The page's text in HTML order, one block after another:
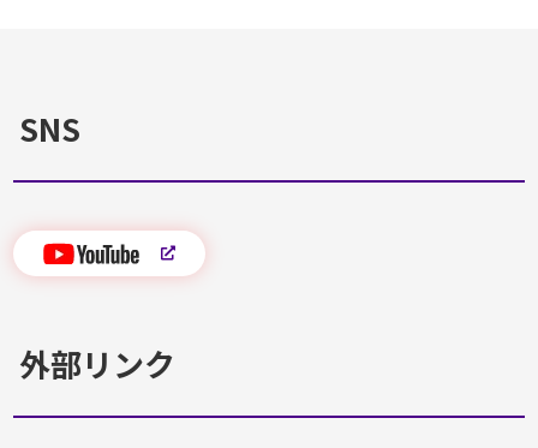
SNS
外部リンク